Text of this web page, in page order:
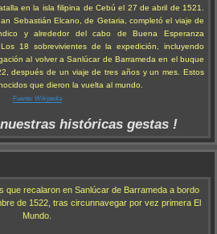
en la isla filipina de Cebú el 27 de abril de 1521.
Sebastián Elcano, de Getaria, completó el viaje de
y alrededor del cabo de Buena Esperanza
18 sobrevivientes de la expedición, incluyendo
al volver a Sanlúcar de Barrameda en el buque
después de un viaje de tres años y un mes. Estos
que dieron la vuelta al mundo.
Fuente: Wikipedia
históricas gestas !
que recalaron en Sanlúcar de Barrameda a bordo
de 1522, tras circunnavegar por vez primera El
Mundo.